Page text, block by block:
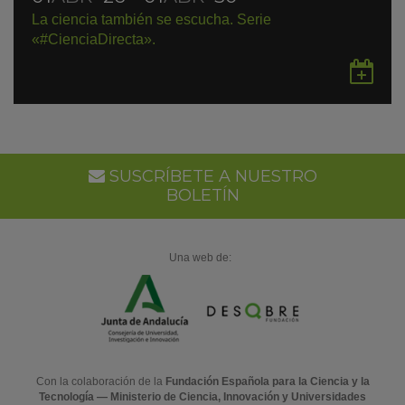
La ciencia también se escucha. Serie
«#CienciaDirecta».
en
SUSCRÍBETE A NUESTRO
BOLETÍN
Una web de:
Con la colaboración de la Fundación Española para la Ciencia y la
Tecnología — Ministerio de Ciencia, Innovación y Universidades